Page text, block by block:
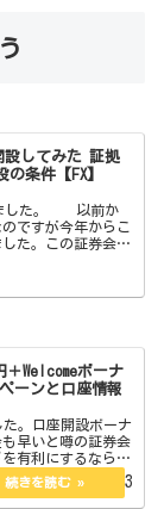
設してみた 証拠
条件【FX】
ました。 以前か
ですが今年からこ
た。この証券会社
しそれを補う魅力
＋Welcomeボーナ
ペーンと口座情報
。口座開設ボーナ
早いと噂の証券会
有利にするなら。
飛べます 【口座
ボーナス10…
2023.02.13